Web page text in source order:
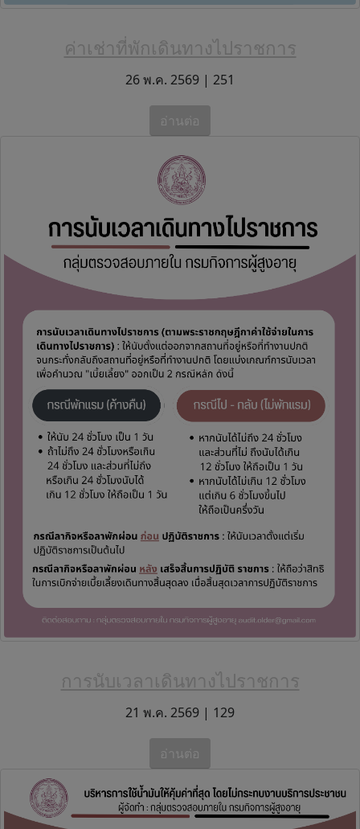
ค่าเช่าที่พักเดินทางไปราชการ
26 พ.ค. 2569 | 251
อ่านต่อ
การนับเวลาเดินทางไปราชการ
21 พ.ค. 2569 | 129
อ่านต่อ